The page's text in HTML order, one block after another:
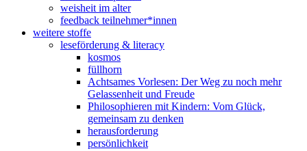
weisheit im alter
feedback teilnehmer*innen
weitere stoffe
leseförderung & literacy
kosmos
füllhorn
Achtsames Vorlesen: Der Weg zu noch mehr
Gelassenheit und Freude
Philosophieren mit Kindern: Vom Glück,
gemeinsam zu denken
herausforderung
persönlichkeit